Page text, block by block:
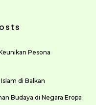
Pesona
di Balkan
Budaya di Negara Eropa